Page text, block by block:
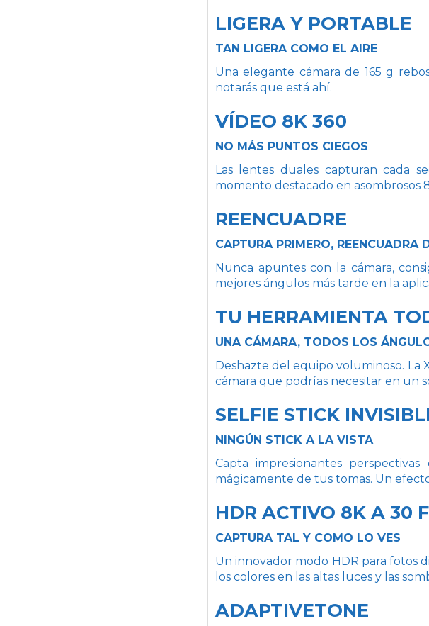
LIGERA Y PORTABLE
TAN LIGERA COMO EL AIRE
Una elegante cámara de 165 g
notarás que está ahí.
VÍDEO 8K 360
NO MÁS PUNTOS CIEGOS
Las lentes duales capturan cada
momento destacado en asombrosos
REENCUADRE
CAPTURA PRIMERO, REENCUADRA
Nunca apuntes con la cámara,
mejores ángulos más tarde en la
TU HERRAMIENTA
UNA CÁMARA, TODOS LOS
Deshazte del equipo voluminoso. La
cámara que podrías necesitar en un
SELFIE STICK
NINGÚN STICK A LA VISTA
Capta impresionantes
mágicamente de tus tomas. Un
HDR ACTIVO 8K A 30
CAPTURA TAL Y COMO LO VES
Un innovador modo HDR para fotos
los colores en las altas luces y las
ADAPTIVETONE